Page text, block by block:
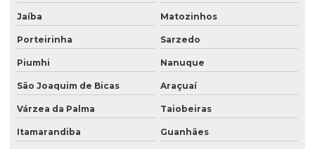
Jaíba Matozinhos
Porteirinha Sarzedo
Piumhi Nanuque
São Joaquim de Bicas Araçuaí
Várzea da Palma Taiobeiras
Itamarandiba Guanhães